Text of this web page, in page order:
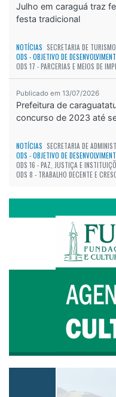
Julho em caraguá traz
festa tradicional
NOTÍCIAS SECRETARIA DE TURISMO
ODS - OBJETIVO DE
ODS 17 - PARCERIAS E MEIOS DE
Publicado em 13/07/2026
Prefeitura de
concurso de 2023 até
NOTÍCIAS SECRETARIA DE
ODS - OBJETIVO DE
ODS 16 - PAZ, JUSTIÇA E
ODS 8 - TRABALHO DECENTE E